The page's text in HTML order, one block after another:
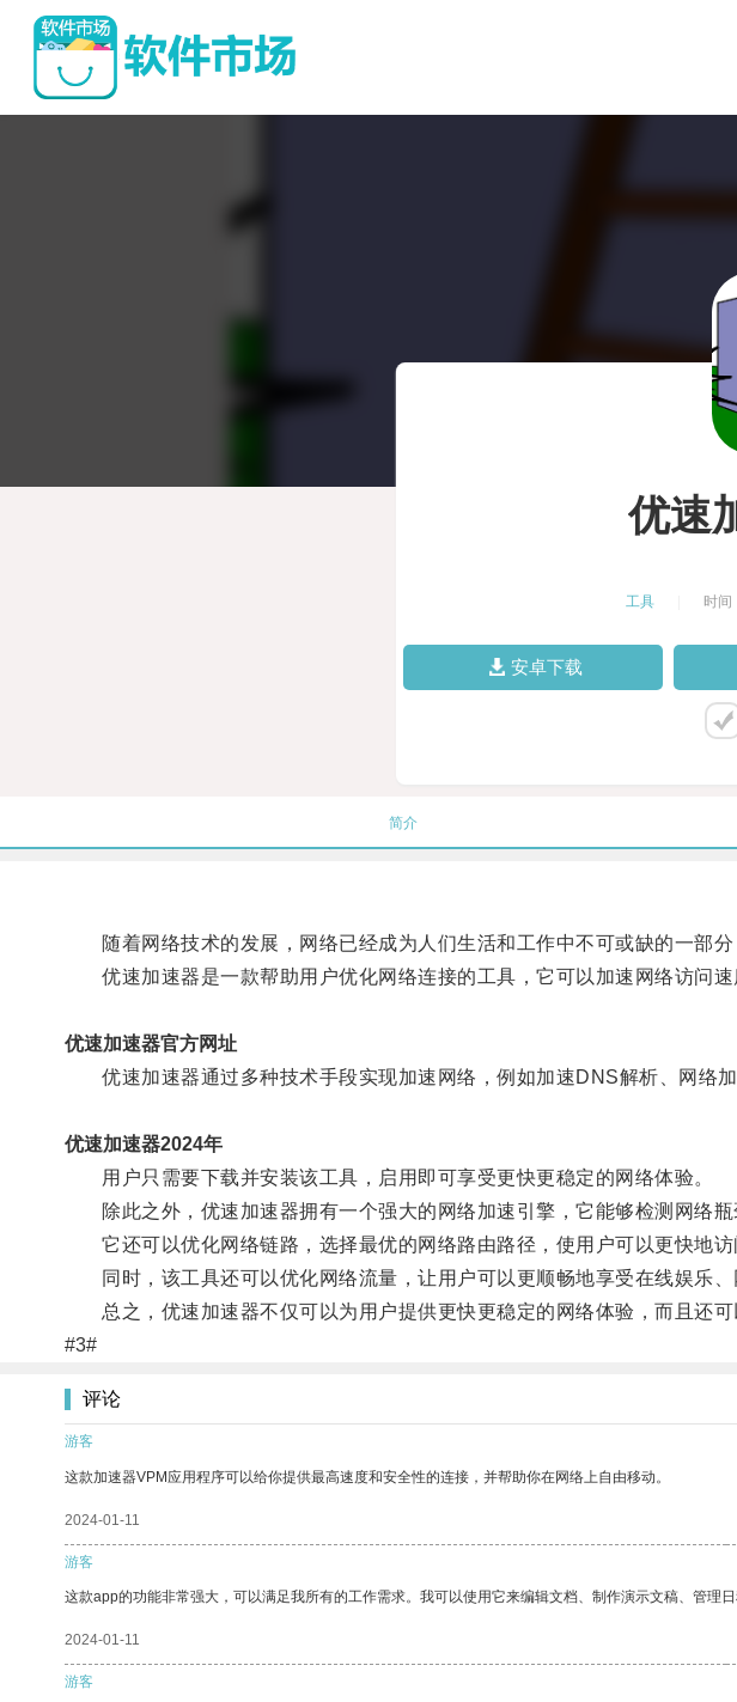
优速
工具 时间
安卓下载
简介
随着网络技术的发展，网络已经成为人们生活和工作中不可或缺的一部分
优速加速器是一款帮助用户优化网络连接的工具，它可以加速网络访问速
优速加速器官方网址
优速加速器通过多种技术手段实现加速网络，例如加速DNS解析、网络加
优速加速器2024年
用户只需要下载并安装该工具，启用即可享受更快更稳定的网络体验。
除此之外，优速加速器拥有一个强大的网络加速引擎，它能够检测网络瓶
它还可以优化网络链路，选择最优的网络路由路径，使用户可以更快地访
同时，该工具还可以优化网络流量，让用户可以更顺畅地享受在线娱乐、
总之，优速加速器不仅可以为用户提供更快更稳定的网络体验，而且还可
#3#
评论
游客
这款加速器VPM应用程序可以给你提供最高速度和安全性的连接，并帮助你在网络上自由移动。
2024-01-11
游客
这款app的功能非常强大，可以满足我所有的工作需求。我可以使用它来编辑文档、制作演示文稿、管理日
2024-01-11
游客